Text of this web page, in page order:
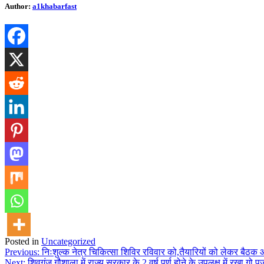
Author: a1khabarfast
Posted in Uncategorized
Previous: निःशुल्क नेत्र चिकित्सा शिविर रविवार को,तैयारियों को लेकर बैठक